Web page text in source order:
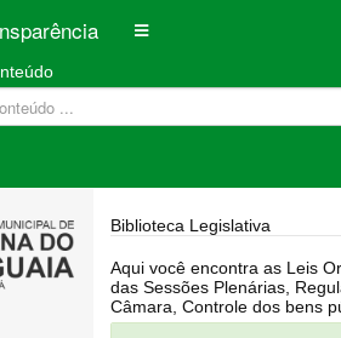
Biblioteca Legislativa
Aqui você encontra as Leis Ordinárias, Leis Complementares, Portarias, Decretos, Atas, PPA, LDO, LOA, RREO,
das Sessões Plenárias, Regulamentação da LAI, Atos de Julgamento do Governo, Agenda Externa do presidente, Relatório do Controle Interno, Projetos em tramitação na